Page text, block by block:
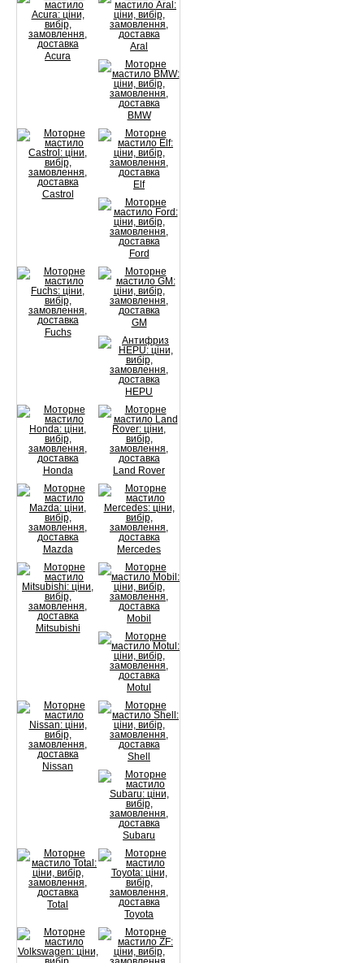
Acura
Aral
BMW
Castrol
Elf
Ford
Fuchs
GM
HEPU
Honda Land Rover
Mazda Mercedes
Mitsubishi
Mobil
Motul
Nissan
Shell
Subaru
Total
Toyota